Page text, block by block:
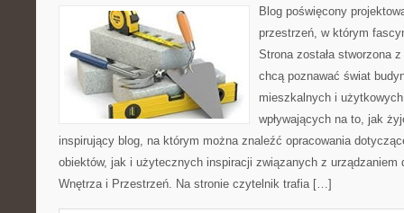
Blog poświęcony
przestrzeń, w którym
Strona została stworzona
chcą poznawać świat
mieszkalnych i
wpływających na to, jak
inspirujący blog, na którym można znaleźć opracowania
obiektów, jak i użytecznych inspiracji związanych z urządzaniem
Wnętrza i Przestrzeń. Na stronie czytelnik trafia […]